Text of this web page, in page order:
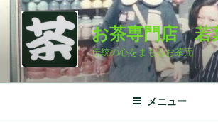
お茶専門店 若
伝統の心をまもるお茶元
メニュー